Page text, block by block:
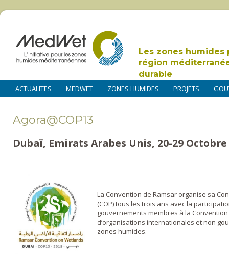
Les zones humides
région
durable
ACTUALITES MEDWET ZONES HUMIDES PROJETS
Agora@COP13
Dubaï, Emirats Arabes Unis, 20-29 Octobre
La Convention de Ramsar organise sa
(COP) tous les trois ans avec la
gouvernements membres à la
d’organisations internationales et non
zones humides.